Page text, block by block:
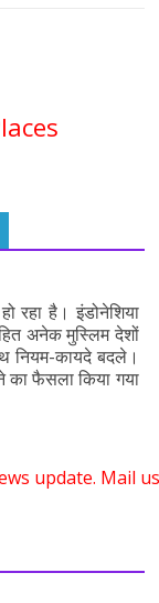
रहा है। इंडोनेशिया
अनेक मुस्लिम देशों
नियम-कायदे बदले।
फैसला किया गया
नहीं दिए, बुद्ध दिए
200वीं वर्षगांठ
सेंटर ने एक नई